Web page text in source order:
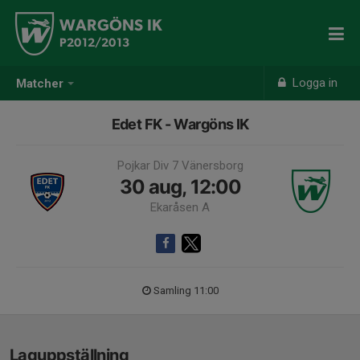
Matcher Logga in
WARGÖNS IK
P2012/2013
Edet FK - Wargöns IK
Pojkar Div 7 Vänersborg
30 aug, 12:00
Ekaråsen A
Samling 11:00
Laguppställning